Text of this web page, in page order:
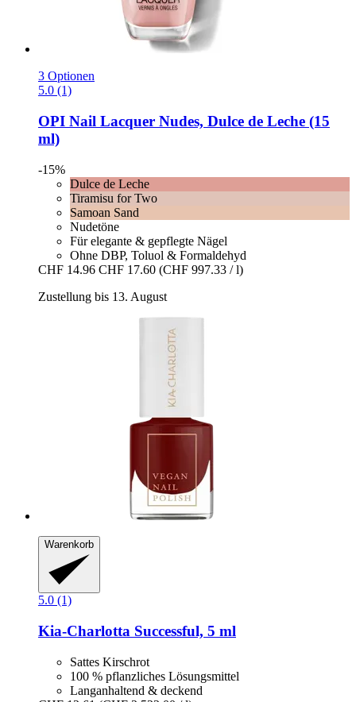
3 Optionen
5.0 (1)
OPI Nail Lacquer Nudes, Dulce de Leche (15
ml)
-15%
Dulce de Leche
Tiramisu for Two
Samoan Sand
Nudetöne
Für elegante & gepflegte Nägel
Ohne DBP, Toluol & Formaldehyd
CHF 14.96 CHF 17.60 (CHF 997.33 / l)
Zustellung bis 13. August
Warenkorb
5.0 (1)
Kia-Charlotta Successful, 5 ml
Sattes Kirschrot
100 % pflanzliches Lösungsmittel
Langanhaltend & deckend